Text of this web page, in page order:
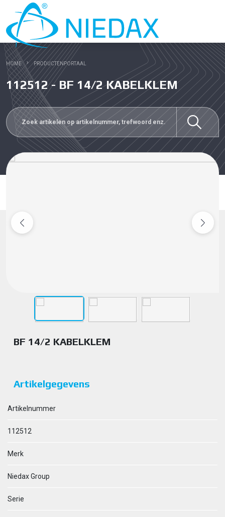
HOME PRODUCTENPORTAAL
112512 - BF 14/2 KABELKLEM
BF 14/2 KABELKLEM
Artikelgegevens
Artikelnummer
112512
Merk
Niedax Group
Serie